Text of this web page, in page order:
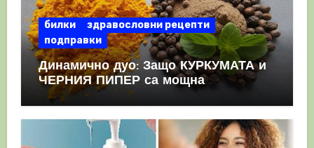
билки
здравословни рецепти
подправки
Динамично дуо: Защо КУРКУМАТА и
ЧЕРНИЯ ПИПЕР са мощна
комбинация